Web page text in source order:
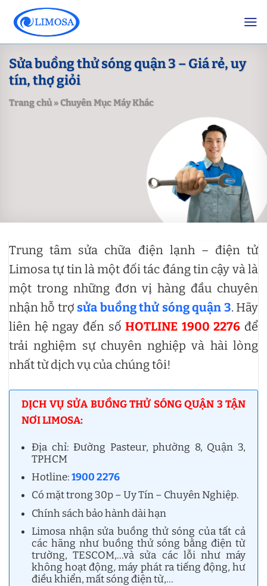
content
Sửa buồng thử sóng quận 3 – Giá rẻ, uy
tín, thợ giỏi
Trang chủ»Chuyên Mục Máy Khác
Trung tâm sửa chữa điện lạnh – điện tử
Limosa tự tin là một đối tác đáng tin cậy và là
một trong những đơn vị hàng đầu chuyên
nhận hỗ trợsửa buồng thử sóng quận 3. Hãy
liên hệ ngay đến sốHOTLINE 1900 2276 để
trải nghiệm sự chuyên nghiệp và hài lòng
nhất từ dịch vụ của chúng tôi!
DỊCH VỤ SỬA BUỒNG THỬ SÓNG QUẬN 3 TẬN
NƠI LIMOSA:
Địa chỉ: Đường Pasteur, phường 8, Quận 3,
TPHCM
Hotline:1900 2276
Có mặt trong 30p – Uy Tín – Chuyên Nghiệp.
Chính sách bảo hành dài hạn
Limosa nhận sửa buồng thử sóng của tất cả
các hãng như buồng thử sóng bằng điện từ
trường, TESCOM,…và sửa các lỗi như máy
không hoạt động, máy phát ra tiếng động, hư
điều khiển, mất sóng điện từ,…